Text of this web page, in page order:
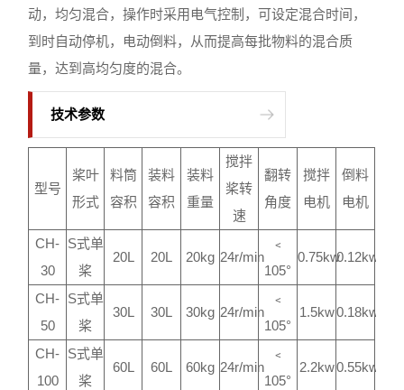
动，均匀混合，操作时采用电气控制，可设定混合时间，
到时自动停机，电动倒料，从而提高每批物料的混合质
量，达到高均匀度的混合。
技术参数
型号
桨叶
形式
料筒
容积
装料
容积
装料
重量
搅拌
桨转
速
翻转
角度
搅拌
电机
倒料
电机
CH-
30
S式单
桨
20L 20L 20kg 24r/min
﹤
105°
0.75kw0.12kw
CH-
50
S式单
桨
30L 30L 30kg 24r/min
﹤
105°
1.5kw0.18kw
CH-
100
S式单
桨
60L 60L 60kg 24r/min
﹤
105°
2.2kw0.55kw